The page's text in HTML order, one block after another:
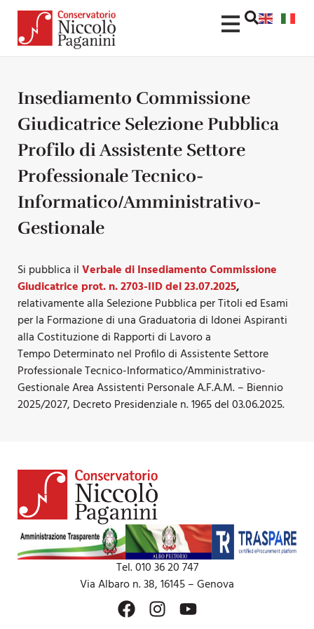
Insediamento Commissione
Giudicatrice Selezione Pubblica
Profilo di Assistente Settore
Professionale Tecnico-
Informatico/Amministrativo-
Gestionale
Si pubblica ilVerbale di Insediamento Commissione
Giudicatrice prot. n. 2703-IID del 23.07.2025,
relativamente alla Selezione Pubblica per Titoli ed Esami
per la Formazione di una Graduatoria di Idonei Aspiranti
alla Costituzione di Rapporti di Lavoro a
Tempo Determinato nel Profilo di Assistente Settore
Professionale Tecnico-Informatico/Amministrativo-
Gestionale Area Assistenti Personale A.F.A.M. – Biennio
2025/2027, Decreto Presidenziale n. 1965 del 03.06.2025.
Tel. 010 36 20 747
Via Albaro n. 38, 16145 – Genova